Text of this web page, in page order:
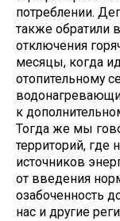
потреблении.
также обратили
отключения
месяцы, когда
отопительному
к
Тогда же мы
территорий, где
источников
от введения
озабоченность
нас и другие